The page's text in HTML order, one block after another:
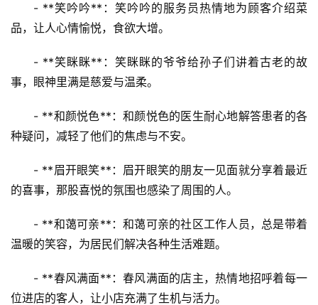
- **笑吟吟**：笑吟吟的服务员热情地为顾客介绍菜
品，让人心情愉悦，食欲大增。
- **笑眯眯**：笑眯眯的爷爷给孙子们讲着古老的故
事，眼神里满是慈爱与温柔。
- **和颜悦色**：和颜悦色的医生耐心地解答患者的各
种疑问，减轻了他们的焦虑与不安。
- **眉开眼笑**：眉开眼笑的朋友一见面就分享着最近
的喜事，那股喜悦的氛围也感染了周围的人。
- **和蔼可亲**：和蔼可亲的社区工作人员，总是带着
温暖的笑容，为居民们解决各种生活难题。
- **春风满面**：春风满面的店主，热情地招呼着每一
位进店的客人，让小店充满了生机与活力。